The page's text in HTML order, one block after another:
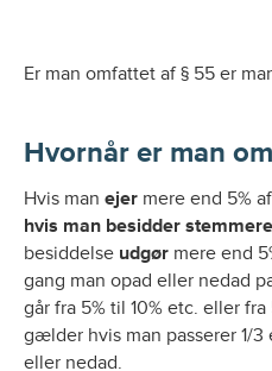
Er man omfattet af § 55 er
Hvornår er man
Hvis man ejer mere end 5%
hvis man besidder
besiddelse udgør mere end
gang man opad eller nedad
går fra 5% til 10% etc. eller
gælder hvis man passerer 1/
eller nedad.